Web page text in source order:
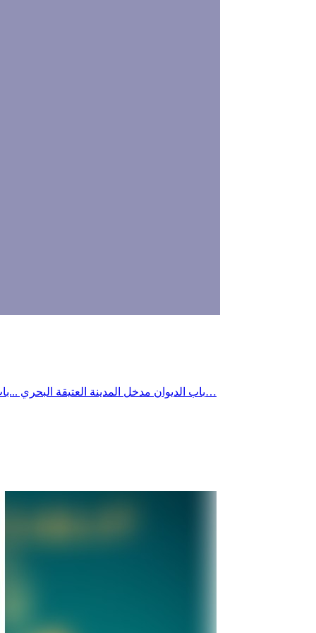
باب الديوان مدخل المدينة العتيقة البحري ...باب الديوان الجمال والتاريخ والاصالة بدأ يعيش الضياع والاهمال تماما مثل كل المدينة العتيقة وخاصّة سور صفاقس العظيم ...باب الديوان الذي…